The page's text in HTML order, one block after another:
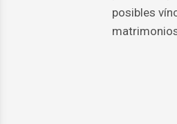
posibles